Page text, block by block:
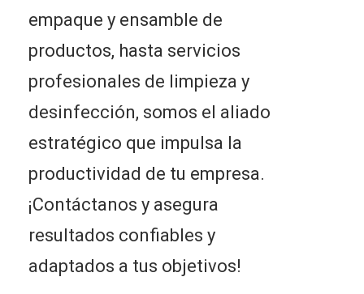
empaque y ensamble de
productos, hasta servicios
profesionales de limpieza y
desinfección, somos el aliado
estratégico que impulsa la
productividad de tu empresa.
¡Contáctanos y asegura
resultados confiables y
adaptados a tus objetivos!